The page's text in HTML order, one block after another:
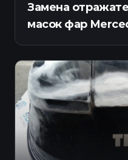
Замена
масок фар